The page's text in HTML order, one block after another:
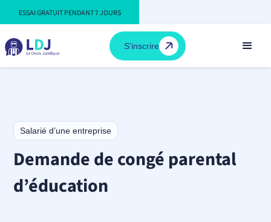
ESSAI GRATUIT PENDANT 7 JOURS
S'inscrire
Salarié d’une entreprise
Demande de congé parental
d’éducation